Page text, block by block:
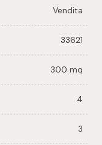
Vendita
33621
300 mq
4
3